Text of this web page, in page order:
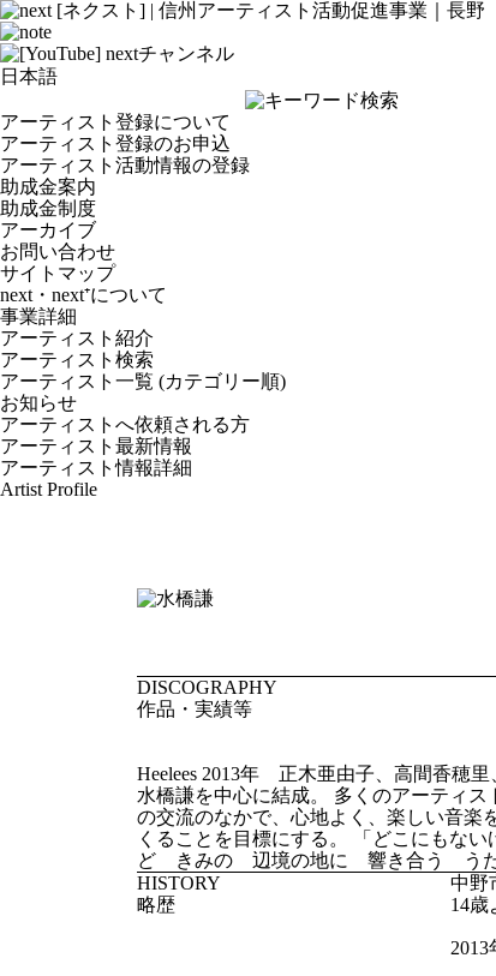
next・next⁺について
事業詳細
アーティスト紹介
アーティスト検索
アーティスト一覧 (カテゴリー順)
お知らせ
アーティストへ依頼される方
アーティスト最新情報
アーティスト登録について
アーティスト登録のお申込
アーティスト活動情報の登録
助成金案内
助成金制度
アーカイブ
お問い合わせ
サイトマップ
アーティスト情報詳細
Artist Profile
DISCOGRAPHY
作品・実績等
Heelees 2013年 正木亜由子、高間香穂里
水橋謙を中心に結成。 多くのアーティス
の交流のなかで、心地よく、楽しい音楽
くることを目標にする。 「どこにもない
ど きみの 辺境の地に 響き合う うた
HISTORY
略歴
中野
14歳
2013